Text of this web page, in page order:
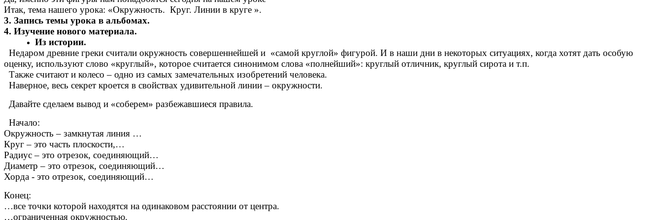
Итак, тема нашего урока: «Окружность. Круг. Линии в круге ».
3. Запись темы урока в альбомах.
4. Изучение нового материала.
Из истории.
Недаром древние греки считали окружность совершеннейшей и «самой круглой» фигурой. И в наши дни в некоторых ситуациях, когда хотят дать особую
оценку, используют слово «круглый», которое считается синонимом слова «полнейший»: круглый отличник, круглый сирота и т.п.
Также считают и колесо – одно из самых замечательных изобретений человека.
Наверное, весь секрет кроется в свойствах удивительной линии – окружности.
Давайте сделаем вывод и «соберем» разбежавшиеся правила.
Начало:
Окружность – замкнутая линия …
Круг – это часть плоскости,…
Радиус – это отрезок, соединяющий…
Диаметр – это отрезок, соединяющий…
Хорда - это отрезок, соединяющий…
Конец:
…все точки которой находятся на одинаковом расстоянии от центра.
…ограниченная окружностью.